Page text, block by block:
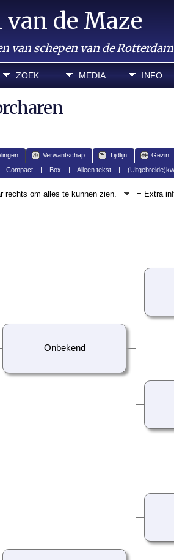
de Maze
van schepen van de
ZOEK MEDIA INFO
Verwantschap Tijdlijn Gezin
Compact| Box | Alleen tekst|
rechts om alles te kunnen zien. = Extra
Onbekend